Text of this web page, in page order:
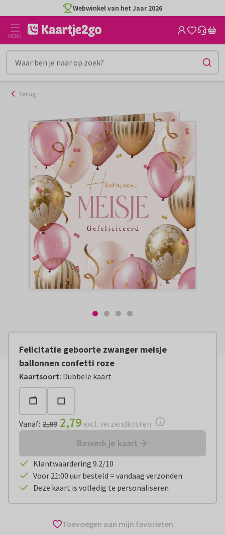
naar
inhoud
Webwinkel van het Jaar 2026
MENU
Terug
Felicitatie geboorte zwanger meisje
ballonnen confetti roze
Kaartsoort: Dubbele kaart
Vanaf:€ 2,79 excl. verzendkosten
Vanaf: 2,89 2,79 excl. verzendkosten
Bewerk je kaart
Klantwaardering 9.2/10
Voor 21:00 uur besteld = vandaag verzonden
Deze kaart is volledig te personaliseren
Toevoegen aan mijn favorieten